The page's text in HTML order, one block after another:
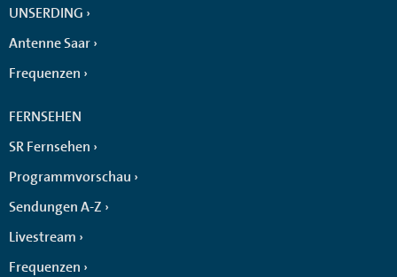
UNSERDING
Antenne Saar
Frequenzen
FERNSEHEN
SR Fernsehen
Programmvorschau
Sendungen A-Z
Livestream
Frequenzen